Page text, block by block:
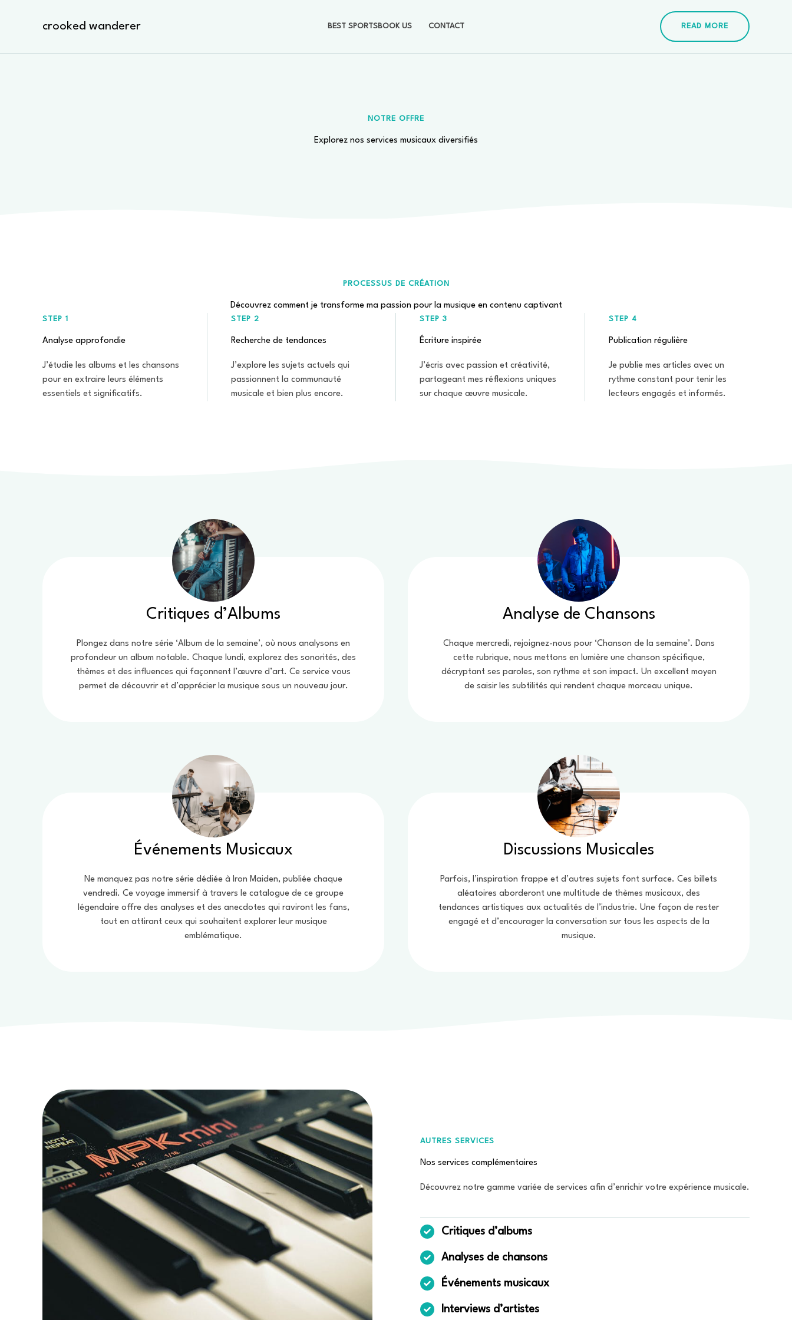
crooked wanderer BEST SPORTSBOOK US CONTACT READ MORE
NOTRE OFFRE
Explorez nos services musicaux diversifiés
PROCESSUS DE CRÉATION
Découvrez comment je transforme ma passion pour la musique en contenu captivant
STEP 1
Analyse approfondie
J’étudie les albums et les chansons
pour en extraire leurs éléments
essentiels et significatifs.
STEP 2
Recherche de tendances
J’explore les sujets actuels qui
passionnent la communauté
musicale et bien plus encore.
STEP 3
Écriture inspirée
J’écris avec passion et créativité,
partageant mes réflexions uniques
sur chaque œuvre musicale.
STEP 4
Publication régulière
Je publie mes articles avec un
rythme constant pour tenir les
lecteurs engagés et informés.
Critiques d’Albums
Plongez dans notre série ‘Album de la semaine’, où nous analysons en
profondeur un album notable. Chaque lundi, explorez des sonorités, des
thèmes et des influences qui façonnent l’œuvre d’art. Ce service vous
permet de découvrir et d’apprécier la musique sous un nouveau jour.
Analyse de Chansons
Chaque mercredi, rejoignez-nous pour ‘Chanson de la semaine’. Dans
cette rubrique, nous mettons en lumière une chanson spécifique,
décryptant ses paroles, son rythme et son impact. Un excellent moyen
de saisir les subtilités qui rendent chaque morceau unique.
Événements Musicaux
Ne manquez pas notre série dédiée à Iron Maiden, publiée chaque
vendredi. Ce voyage immersif à travers le catalogue de ce groupe
légendaire offre des analyses et des anecdotes qui raviront les fans,
tout en attirant ceux qui souhaitent explorer leur musique
emblématique.
Discussions Musicales
Parfois, l’inspiration frappe et d’autres sujets font surface. Ces billets
aléatoires aborderont une multitude de thèmes musicaux, des
tendances artistiques aux actualités de l’industrie. Une façon de rester
engagé et d’encourager la conversation sur tous les aspects de la
musique.
AUTRES SERVICES
Nos services complémentaires
Découvrez notre gamme variée de services afin d’enrichir votre expérience musicale.
Critiques d’albums
Analyses de chansons
Événements musicaux
Interviews d’artistes